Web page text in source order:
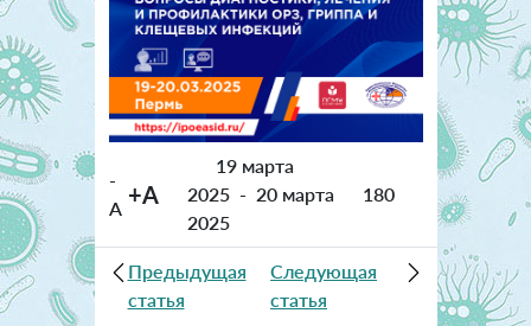
-
A +A
19 марта
2025 - 20 марта
2025
180
Предыдущая
статья
Следующая
статья